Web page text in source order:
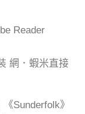
Reader
網．蝦米直接
Sunderfolk》